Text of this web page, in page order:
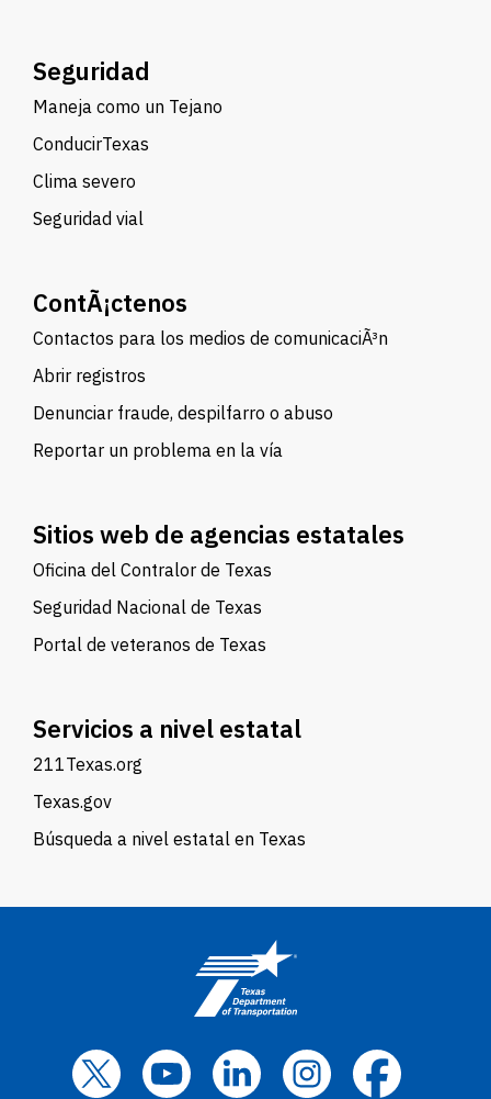
Seguridad
Maneja como un Tejano
ConducirTexas
Clima severo
Seguridad vial
ContÃ¡ctenos
Contactos para los medios de comunicaciÃ³n
Abrir registros
Denunciar fraude, despilfarro o abuso
Reportar un problema en la vía
Sitios web de agencias estatales
Oficina del Contralor de Texas
Seguridad Nacional de Texas
Portal de veteranos de Texas
Servicios a nivel estatal
211Texas.org
Texas.gov
Búsqueda a nivel estatal en Texas